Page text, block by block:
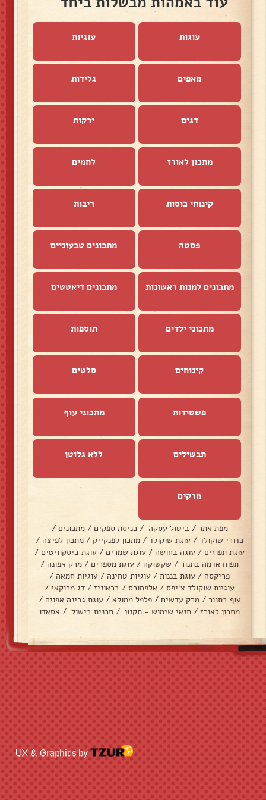
עוגות עוגיות
מאפים גלידות
דגים ירקות
מתכון לאורז לחמים
קינוחי כוסות ריבות
פסטה מתכונים טבעוניים
מתכונים למנות ראשונות מתכונים דיאטטים
מתכוני ילדים תוספות
קינוחים סלטים
פשטידות מתכוני עוף
תבשילים ללא גלוטן
מרקים
מפת אתר / ביטול עסקה / כניסת ספקים / מתכונים /
כדורי שוקולד / עוגת שוקולד / מתכון לפנקייק / מתכון לפיצה /
עוגת תפוזים / עוגה בחושה / עוגת שמרים / עוגת ביסקוויטים /
תפוח אדמה בתנור / שקשוקה / עוגת מספרים / מרק אפונה /
פריקסה / עוגת בננות / עוגיות טחינה / עוגיות חמאה /
עוגיות שוקולד צ׳יפס / אלפחורס / בראוניז / דג מרוקאי /
עוף בתנור / מרק עדשים / פלפל ממולא / עוגת גבינה אפויה /
מתכון לאורז / תנאי שימוש - תקנון / תכנית בישול / אסאדו